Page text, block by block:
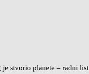
stvorio planete – radni